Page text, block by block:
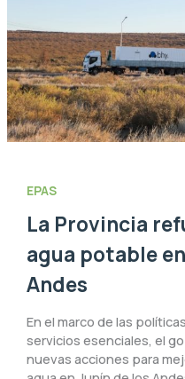
EPAS
La Provincia
agua potable
Andes
En el marco de las
servicios esenciales, el
nuevas acciones para